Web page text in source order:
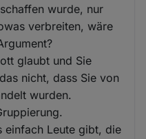
wurde, nur
verbreiten, wäre
glaubt und Sie
nicht, dass Sie von
wurden.
einfach Leute gibt, die